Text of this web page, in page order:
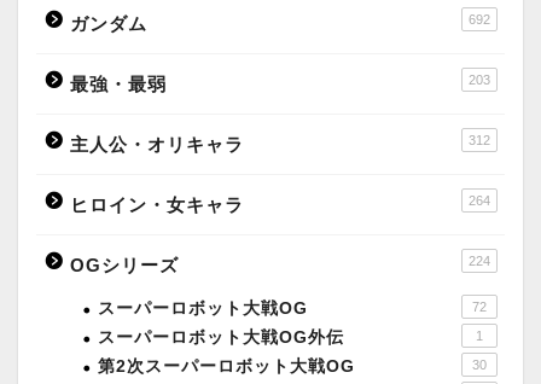
ガンダム 692
最強・最弱 203
主人公・オリキャラ 312
ヒロイン・女キャラ 264
OGシリーズ 224
スーパーロボット大戦OG 72
スーパーロボット大戦OG外伝 1
第2次スーパーロボット大戦OG 30